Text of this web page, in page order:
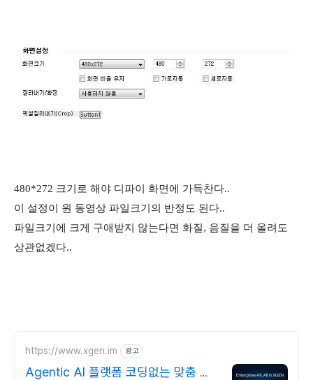
480*272 크기로 해야 디파이 화면에 가득찬다..
이 설정이 원 동영상 파일크기의 반정도 된다..
파일크기에 크게 구애받지 않는다면 화질, 음질을 더 올려도
상관없겠다..
https://www.xgen.im 광고
Agentic AI 플랫폼 코딩없는 맞춤 에